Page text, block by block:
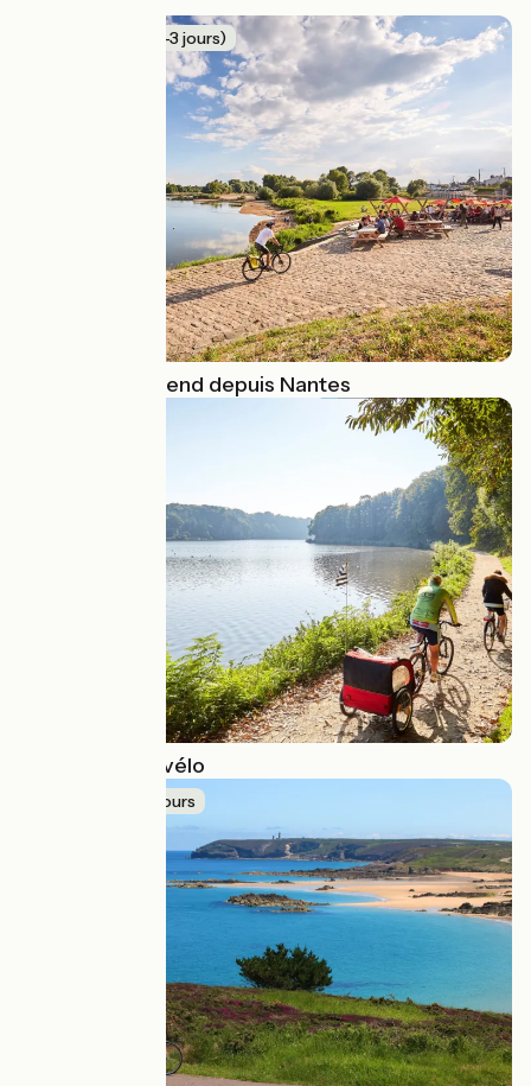
Week-End (2-3 jours)
15 idées week-end depuis Nantes
La Bretagne à vélo
Idée de parcours